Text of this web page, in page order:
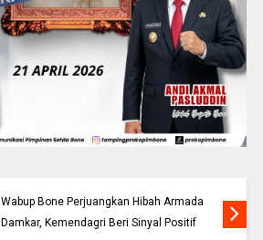
Wabup Bone Perjuangkan Hibah Armada
Damkar, Kemendagri Beri Sinyal Positif